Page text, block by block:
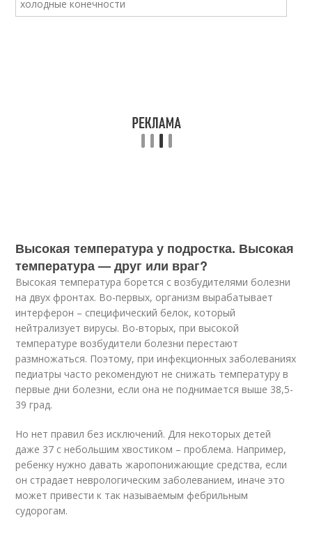
Высокая температура у подростка. Высокая
температура — друг или враг?
Высокая температура борется с возбудителями болезни
на двух фронтах. Во-первых, организм вырабатывает
интерферон – специфический белок, который
нейтрализует вирусы. Во-вторых, при высокой
температуре возбудители болезни перестают
размножаться. Поэтому, при инфекционных заболеваниях
педиатры часто рекомендуют не снижать температуру в
первые дни болезни, если она не поднимается выше 38,5-
39 град.
Но нет правил без исключений. Для некоторых детей
даже 37 с небольшим хвостиком – проблема. Например,
ребенку нужно давать жаропонижающие средства, если
он страдает неврологическим заболеванием, иначе это
может привести к так называемым фебрильным
судорогам.